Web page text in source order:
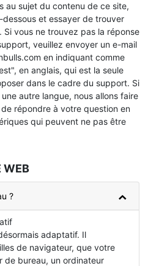
au sujet du contenu de ce site,
et essayer de trouver
vous ne trouvez pas la réponse
veuillez envoyer un e-mail
en indiquant comme
en anglais, qui est la seule
dans le cadre du support. Si
autre langue, nous allons faire
répondre à votre question en
qui peuvent ne pas être
WEB
?
adaptatif. Il
de navigateur, que votre
de bureau, un ordinateur